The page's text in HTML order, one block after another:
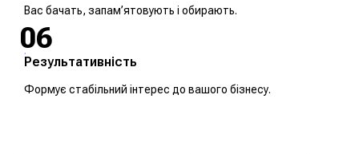
Вас бачать, запам’ятовують і обирають.
06
Результативність
Формує стабільний інтерес до вашого бізнесу.